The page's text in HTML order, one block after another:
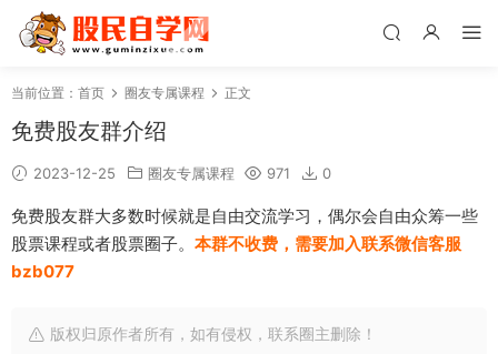
当前位置： 首页 圈友专属课程 正文
免费股友群介绍
2023-12-25 圈友专属课程 971 0
免费股友群大多数时候就是自由交流学习，偶尔会自由众筹一些
股票课程或者股票圈子。 本群不收费，需要加入联系微信客服
bzb077
版权归原作者所有，如有侵权，联系圈主删除！